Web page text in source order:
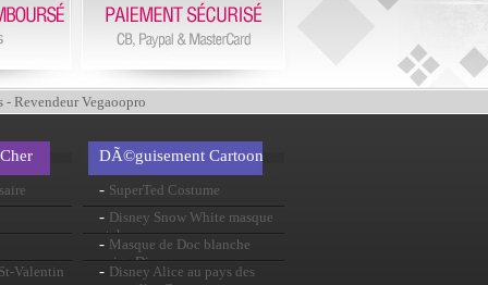
Revendeur Vegaoopro
Valentin
DÃ©guisement Cartoon
- SuperTed Costume
- Disney Snow White masque
atchoum
- Masque de Doc blanche
neige Disney
- Disney Alice au pays des